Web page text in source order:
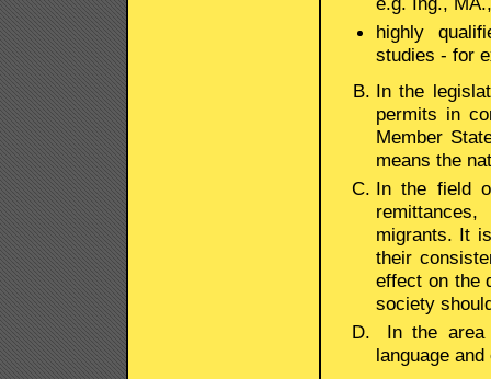
highly
studies - for
In the
permits in
Member
means the
In the field
migrants. It
their
effect on the
society
In the
language